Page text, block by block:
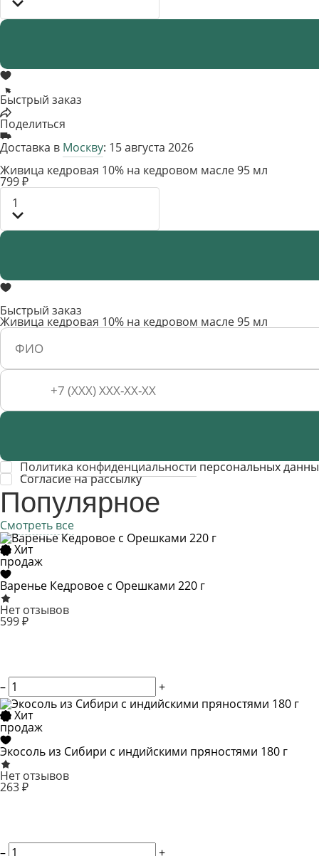
Быстрый заказ
Поделиться
Доставка в Москву: 15 августа 2026
Живица кедровая 10% на кедровом масле 95 мл
799 ₽
1
Быстрый заказ
Живица кедровая 10% на кедровом масле 95 мл
Политика конфиденциальности персональных
Cогласие на рассылку
Популярное
Смотреть все
Хит
продаж
Варенье Кедровое с Орешками 220 г
Нет отзывов
599 ₽
–
+
Хит
продаж
Экосоль из Сибири с индийскими пряностями 180 г
Нет отзывов
263 ₽
– +